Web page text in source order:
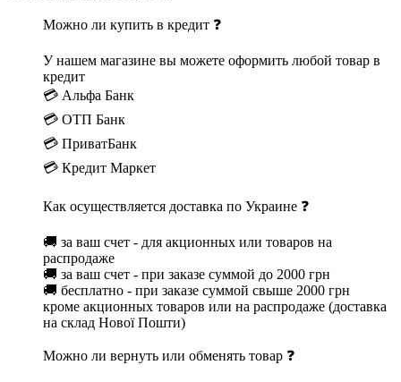
Можно ли купить в кредит ❓
У нашем магазине вы можете оформить любой товар в
кредит
💳 Альфа Банк
💳 ОТП Банк
💳 ПриватБанк
💳 Кредит Маркет
Как осуществляется доставка по Украине ❓
🚚 за ваш счет - для акционных или товаров на
распродаже
🚚 за ваш счет - при заказе суммой до 2000 грн
🚚 бесплатно - при заказе суммой свыше 2000 грн
кроме акционных товаров или на распродаже (доставка
на склад Нової Пошти)
Можно ли вернуть или обменять товар ❓